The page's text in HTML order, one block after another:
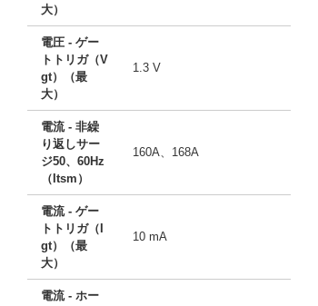
大）
電圧 - ゲー
トトリガ（V
gt）（最
大）
1.3 V
電流 - 非繰
り返しサー
ジ50、60Hz
（Itsm）
160A、168A
電流 - ゲー
トトリガ（I
gt）（最
大）
10 mA
電流 - ホー